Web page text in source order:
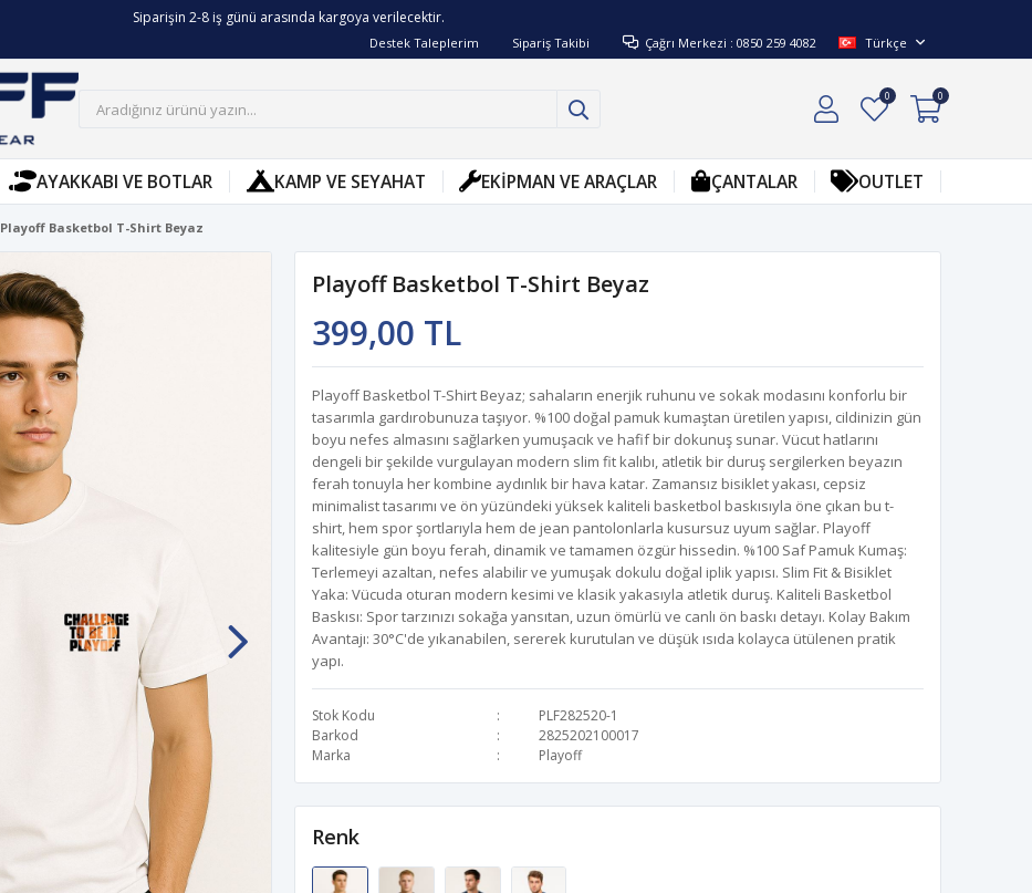
Siparişin 2-8 iş günü arasında kargoya verilecektir.
Destek Taleplerim Sipariş Takibi Çağrı Merkezi : 0850 259 4082 Türkçe
0 0
AYAKKABI VE BOTLAR KAMP VE SEYAHAT EKIPMAN VE ARAÇLAR ÇANTALAR OUTLET
Playoff Basketbol T-Shirt Beyaz
Playoff Basketbol T-Shirt Beyaz
399,00 TL
Playoff Basketbol T-Shirt Beyaz; sahaların enerjik ruhunu ve sokak modasını konforlu bir
tasarımla gardırobunuza taşıyor. %100 doğal pamuk kumaştan üretilen yapısı, cildinizin gün
boyu nefes almasını sağlarken yumuşacık ve hafif bir dokunuş sunar. Vücut hatlarını
dengeli bir şekilde vurgulayan modern slim fit kalıbı, atletik bir duruş sergilerken beyazın
ferah tonuyla her kombine aydınlık bir hava katar. Zamansız bisiklet yakası, cepsiz
minimalist tasarımı ve ön yüzündeki yüksek kaliteli basketbol baskısıyla öne çıkan bu t-
shirt, hem spor şortlarıyla hem de jean pantolonlarla kusursuz uyum sağlar. Playoff
kalitesiyle gün boyu ferah, dinamik ve tamamen özgür hissedin. %100 Saf Pamuk Kumaş:
Terlemeyi azaltan, nefes alabilir ve yumuşak dokulu doğal iplik yapısı. Slim Fit & Bisiklet
Yaka: Vücuda oturan modern kesimi ve klasik yakasıyla atletik duruş. Kaliteli Basketbol
Baskısı: Spor tarzınızı sokağa yansıtan, uzun ömürlü ve canlı ön baskı detayı. Kolay Bakım
Avantajı: 30°C'de yıkanabilen, sererek kurutulan ve düşük ısıda kolayca ütülenen pratik
yapı.
Stok Kodu
PLF282520-1
Barkod
2825202100017
Marka
Playoff
Renk